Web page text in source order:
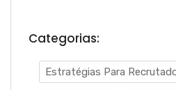
Categorias:
Estratégias Para